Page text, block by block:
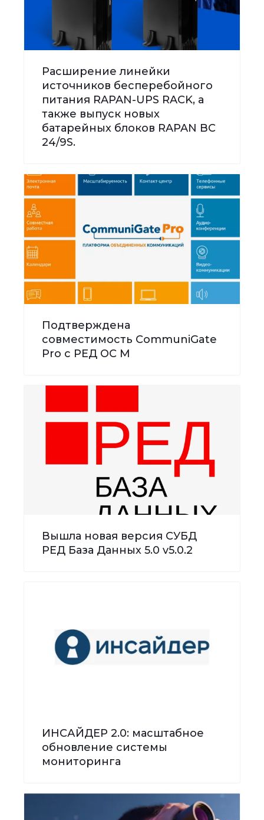
Расширение линейки
источников бесперебойного
питания RAPAN-UPS RACK, а
также выпуск новых
батарейных блоков RAPAN BC
24/9S.
Подтверждена
совместимость CommuniGate
Pro с РЕД ОС М
Вышла новая версия СУБД
РЕД База Данных 5.0 v5.0.2
ИНСАЙДЕР 2.0: масштабное
обновление системы
мониторинга